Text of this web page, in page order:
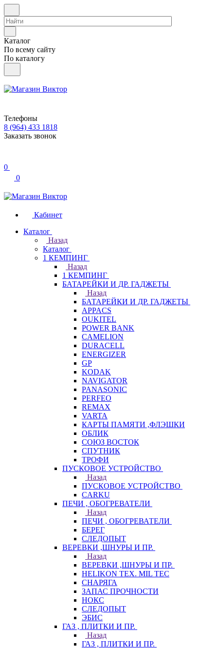
Каталог
По всему сайту
По каталогу
Телефоны
8 (964) 433 1818
Заказать звонок
0
0
Кабинет
Каталог
Назад
Каталог
1 КЕМПИНГ
Назад
1 КЕМПИНГ
БАТАРЕЙКИ И ДР. ГАДЖЕТЫ
Назад
БАТАРЕЙКИ И ДР. ГАДЖЕТЫ
APPACS
OUKITEL
POWER BANK
CAMELION
DURACELL
ENERGIZER
GP
KODAK
NAVIGATOR
PANASONIC
PERFEO
REMAX
VARTA
КАРТЫ ПАМЯТИ ,ФЛЭШКИ
ОБЛИК
СОЮЗ ВОСТОК
СПУТНИК
ТРОФИ
ПУСКОВОЕ УСТРОЙСТВО
Назад
ПУСКОВОЕ УСТРОЙСТВО
CARKU
ПЕЧИ , ОБОГРЕВАТЕЛИ
Назад
ПЕЧИ , ОБОГРЕВАТЕЛИ
БЕРЕГ
СЛЕДОПЫТ
ВЕРЕВКИ ,ШНУРЫ И ПР.
Назад
ВЕРЕВКИ ,ШНУРЫ И ПР.
HELIKON TEX. MIL TEC
СНАРЯГА
ЗАПАС ПРОЧНОСТИ
НОКС
СЛЕДОПЫТ
ЭБИС
ГАЗ , ПЛИТКИ И ПР.
Назад
ГАЗ , ПЛИТКИ И ПР.